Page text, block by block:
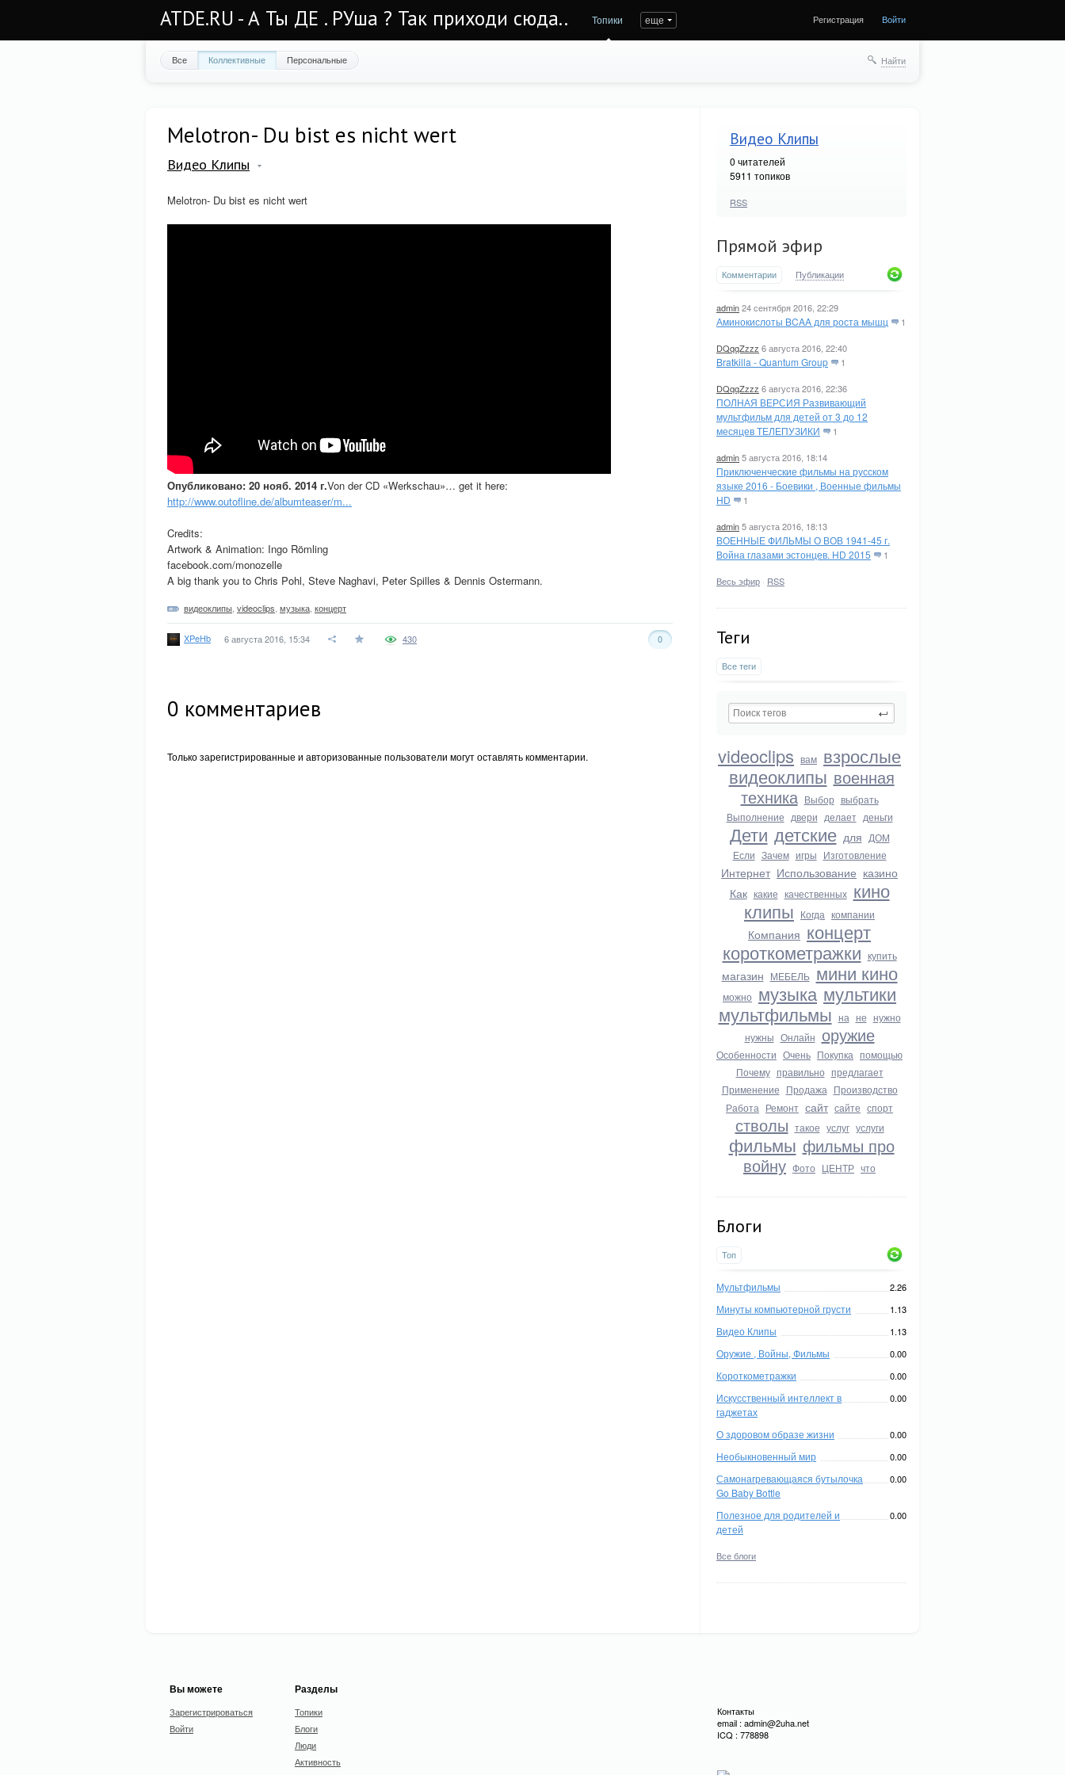
ATDE.RU - А Ты ДЕ . РУша ? Так приходи сюда.. Топики еще Регистрация Войти
Все Коллективные Персональные Найти
Видео Клипы
0 читателей
5911 топиков
RSS
Прямой эфир
Комментарии Публикации
admin24 сентября 2016, 22:29
Аминокислоты BCAA для роста мышц 1
DQqqZzzz 6 августа 2016, 22:40
Bratkilla - Quantum Group 1
DQqqZzzz 6 августа 2016, 22:36
ПОЛНАЯ ВЕРСИЯ Развивающий
мультфильм для детей от 3 до 12
месяцев ТЕЛЕПУЗИКИ
1
admin5 августа 2016, 18:14
Приключенческие фильмы на русском
языке 2016 - Боевики , Военные фильмы
HD
1
admin5 августа 2016, 18:13
ВОЕННЫЕ ФИЛЬМЫ О ВОВ 1941-45 г.
Война глазами эстонцев. HD 2015
1
Весь эфир · RSS
Теги
Все теги
videoclips вам взрослые
видеоклипы военная
техника Выбор выбрать
Выполнение двери делает деньги
Дети детские для ДОМ
Если Зачем игры Изготовление
Интернет Использование казино
Как какие качественных кино
клипы Когда компании
Компания концерт
короткометражки купить
магазин МЕБЕЛЬ мини кино
можно музыка мультики
мультфильмы на не нужно
нужны Онлайн оружие
Особенности Очень Покупка помощью
Почему правильно предлагает
Применение Продажа Производство
Работа Ремонт сайт сайте спорт
стволы такое услуг услуги
фильмы фильмы про
войну Фото ЦЕНТР что
Блоги
Топ
Мультфильмы 2.26
Минуты компьютерной грусти 1.13
Видео Клипы 1.13
Оружие , Войны, Фильмы 0.00
Короткометражки 0.00
Искусственный интеллект в
гаджетах
0.00
О здоровом образе жизни 0.00
Необыкновенный мир 0.00
Самонагревающаяся бутылочка
Go Baby Bottle
0.00
Полезное для родителей и
детей
0.00
Все блоги
Melotron- Du bist es nicht wert
Видео Клипы
Melotron- Du bist es nicht wert
Опубликовано: 20 нояб. 2014 г.Von der CD «Werkschau»… get it here:
http://www.outofline.de/albumteaser/m...
Credits:
Artwork & Animation: Ingo Römling
facebook.com/monozelle
A big thank you to Chris Pohl, Steve Naghavi, Peter Spilles & Dennis Ostermann.
видеоклипы videoclips музыка концерт
XPeHb 6 августа 2016, 15:34 0
430
0 комментариев
Только зарегистрированные и авторизованные пользователи могут оставлять комментарии.
Вы можете
Зарегистрироваться
Войти
Разделы
Топики
Блоги
Люди
Активность
Контакты
email : admin@2uha.net
ICQ : 778898